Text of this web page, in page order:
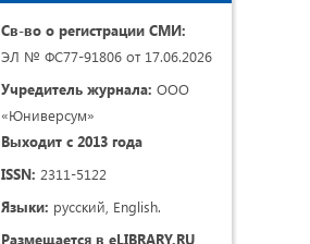
Св-во о регистрации СМИ:
ЭЛ № ФС77-91806 от 17.06.2026
Учредитель журнала: ООО
«Юниверсум»
Выходит с 2013 года
ISSN: 2311-5122
Языки: русский, English.
Размещается в eLIBRARY.RU